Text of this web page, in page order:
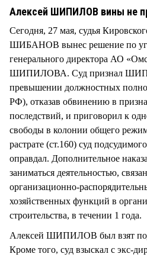
Алексей ШИПИЛОВ вины не
Сегодня, 27 мая, судья
ШИБАНОВ вынес решение по
генерального директора АО
ШИПИЛОВА. Суд признал
превышении должностных
РФ), отказав обвинению в
последствий, и приговорил к
свободы в колонии общего
растрате (ст.160) суд подсудимого
оправдал. Дополнительное
заниматься деятельностью,
организационно-
хозяйственных функций в
строительства, в течении 1 года.
Алексей ШИПИЛОВ был взят под
Кроме того, суд взыскал с экс-